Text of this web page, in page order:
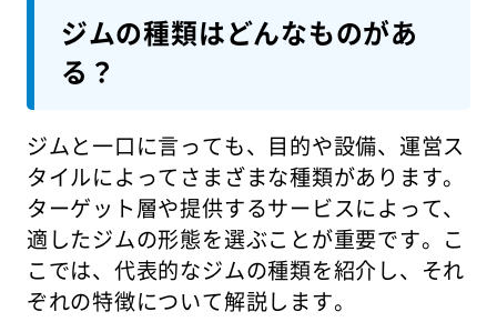
ジムの種類はどんなものがあ
る？
ジムと一口に言っても、目的や設備、運営ス
タイルによってさまざまな種類があります。
ターゲット層や提供するサービスによって、
適したジムの形態を選ぶことが重要です。こ
こでは、代表的なジムの種類を紹介し、それ
ぞれの特徴について解説します。